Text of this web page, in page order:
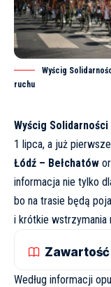
Wyścig
ruchu
Wyścig
1 lipca, a już
Łódź – Bełchatów
informacja nie tylko
bo na trasie będą
i krótkie wstrzymania
Zawartość
Według informacji